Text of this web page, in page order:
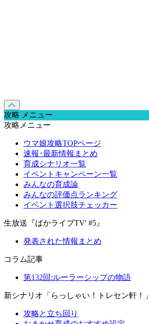
攻略 メニュー
攻略メニュー
ウマ娘攻略TOPページ
速報･最新情報まとめ
育成シナリオ一覧
イベントキャンペーン一覧
みんなの育成論
みんなの評価点ランキング
イベント選択肢チェッカー
生放送『ぱかライブTV' #5』
発表された情報まとめ
コラム記事
第132回:ルーラーシップの物語
新シナリオ「らっしゃい！トレセン軒！」
攻略と立ち回り